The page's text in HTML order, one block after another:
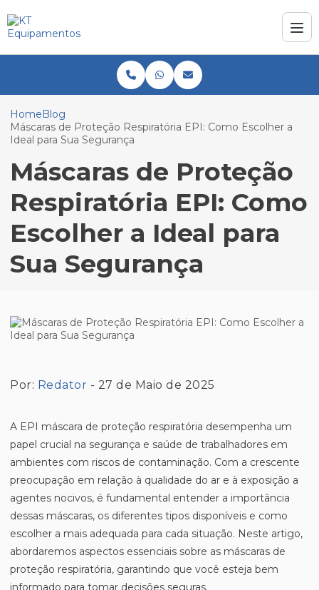
HomeBlog
Máscaras de Proteção Respiratória EPI: Como Escolher a
Ideal para Sua Segurança
Máscaras de Proteção
Respiratória EPI: Como
Escolher a Ideal para
Sua Segurança
Por: Redator - 27 de Maio de 2025
A EPI máscara de proteção respiratória desempenha um
papel crucial na segurança e saúde de trabalhadores em
ambientes com riscos de contaminação. Com a crescente
preocupação em relação à qualidade do ar e à exposição a
agentes nocivos, é fundamental entender a importância
dessas máscaras, os diferentes tipos disponíveis e como
escolher a mais adequada para cada situação. Neste artigo,
abordaremos aspectos essenciais sobre as máscaras de
proteção respiratória, garantindo que você esteja bem
informado para tomar decisões seguras.